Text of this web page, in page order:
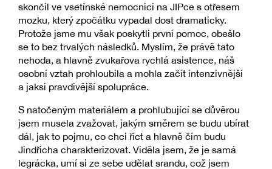
skončil ve vsetínské nemocnici na JIPce s otřesem
mozku, který zpočátku vypadal dost dramaticky.
Protože jsme mu však poskytli první pomoc, obešlo
se to bez trvalých následků. Myslím, že právě tato
nehoda, a hlavně zvukařova rychlá asistence, náš
osobní vztah prohloubila a mohla začít intenzivnější
a jaksi pravdivější spolupráce.
S natočeným materiálem a prohlubující se důvěrou
jsem musela zvažovat, jakým směrem se budu ubírat
dál, jak to pojmu, co chci říct a hlavně čím budu
Jindřicha charakterizovat. Viděla jsem, že je samá
legrácka, umí si ze sebe udělat srandu, což jsem